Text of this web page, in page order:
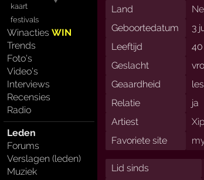
kaart
festivals
WinactiesWIN
Trends
Foto's
Video's
Interviews
Recensies
Radio
Leden
Forums
Verslagen (leden)
Muziek
Land
Geboortedatum
3
Leeftijd
40
Geslacht
Geaardheid
Relatie
ja
Artiest
Favoriete site
Lid sinds